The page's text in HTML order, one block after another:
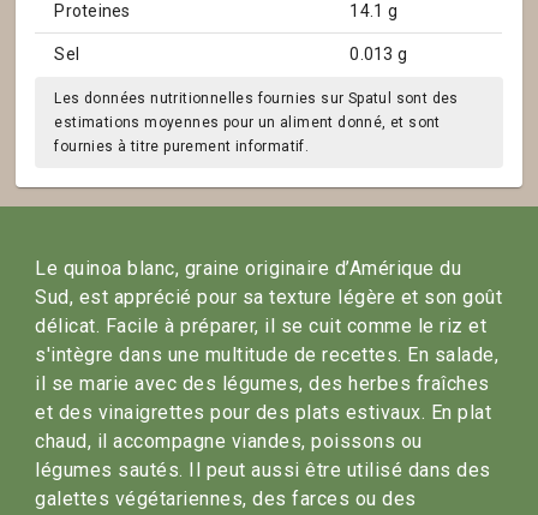
Proteines 14.1 g
Sel 0.013 g
Les données nutritionnelles fournies sur Spatul sont des
estimations moyennes pour un aliment donné, et sont
fournies à titre purement informatif.
Le quinoa blanc, graine originaire d’Amérique du
Sud, est apprécié pour sa texture légère et son goût
délicat. Facile à préparer, il se cuit comme le riz et
s'intègre dans une multitude de recettes. En salade,
il se marie avec des légumes, des herbes fraîches
et des vinaigrettes pour des plats estivaux. En plat
chaud, il accompagne viandes, poissons ou
légumes sautés. Il peut aussi être utilisé dans des
galettes végétariennes, des farces ou des